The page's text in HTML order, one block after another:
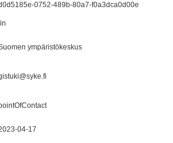
0752-489b-80a7-f0a3dca0d00e
ympäristökeskus
04-17